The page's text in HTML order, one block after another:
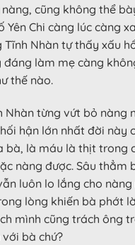
cũng không thể
Yên Chi càng lúc càng
Tĩnh Nhàn tự thấy xấu
đáng làm mẹ càng
thế nào.
Nhàn từng vứt bỏ nàng
hận lớn nhất đời này
bà, là máu là thịt trong
nàng được. Sâu thẳm
luôn lo lắng cho
lòng khiến bà phớt
mình cũng trách ông
với bà chứ?